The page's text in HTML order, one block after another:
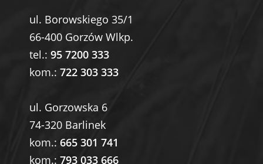
ul. Borowskiego 35/1
66-400 Gorzów Wlkp.
tel.: 95 7200 333
kom.: 722 303 333
ul. Gorzowska 6
74-320 Barlinek
kom.: 665 301 741
kom.: 793 033 666